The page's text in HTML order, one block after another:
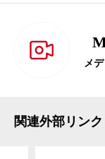
メ
関連外部リンク